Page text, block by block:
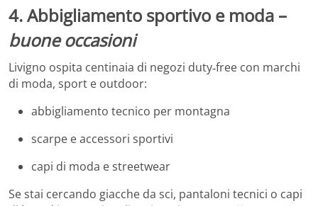
4. Abbigliamento sportivo e moda –
buone occasioni
Livigno ospita centinaia di negozi duty‑free con marchi
di moda, sport e outdoor:
abbigliamento tecnico per montagna
scarpe e accessori sportivi
capi di moda e streetwear
Se stai cercando giacche da sci, pantaloni tecnici o capi